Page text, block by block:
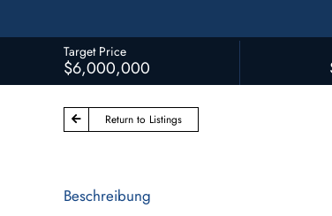
Target Price
$6,000,000
Return to Listings
Beschreibung